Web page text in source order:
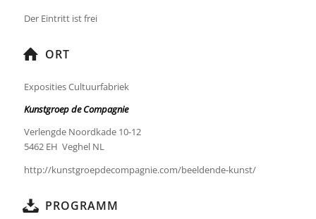
Der Eintritt ist frei
ORT
Exposities Cultuurfabriek
Kunstgroep de Compagnie
Verlengde Noordkade 10-12
5462 EH Veghel NL
http://kunstgroepdecompagnie.com/beeldende-kunst/
PROGRAMM